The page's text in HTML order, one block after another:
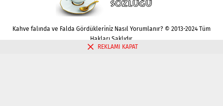
Kahve falında ve Falda Gördükleriniz Nasıl Yorumlanır? © 2013-2024 Tüm
Hakları Saklıdır.
REKLAMI KAPAT